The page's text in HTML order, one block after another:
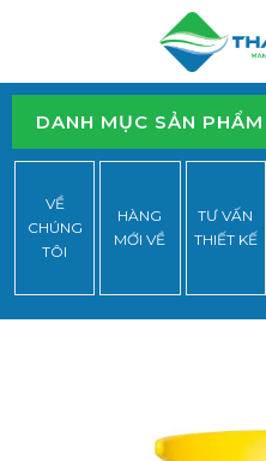
DANH MỤC SẢN PHẨM
VỀ
CHÚNG
TÔI
HÀNG
MỚI VỀ
TƯ VẤN
THIẾT KẾ